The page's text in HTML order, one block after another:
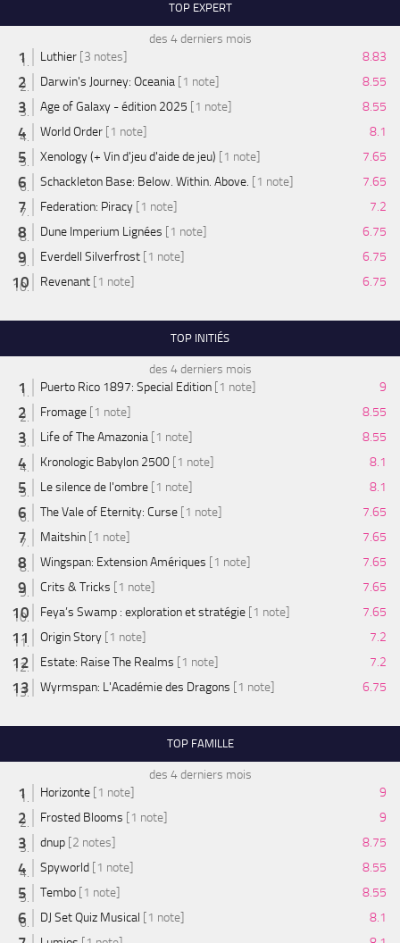
TOP EXPERT
des 4 derniers mois
Luthier [3 notes]
8.83
Darwin's Journey: Oceania [1 note]
8.55
Age of Galaxy - édition 2025 [1 note]
8.55
World Order [1 note]
8.1
Xenology (+ Vin d'jeu d'aide de jeu) [1 note]
7.65
Schackleton Base: Below. Within. Above. [1 note]
7.65
Federation: Piracy [1 note]
7.2
Dune Imperium Lignées [1 note]
6.75
Everdell Silverfrost [1 note]
6.75
Revenant [1 note] 6.75
TOP INITIÉS
des 4 derniers mois
Puerto Rico 1897: Special Edition [1 note]
9
Fromage [1 note]
8.55
Life of The Amazonia [1 note]
8.55
Kronologic Babylon 2500 [1 note]
8.1
Le silence de l'ombre [1 note]
8.1
The Vale of Eternity: Curse [1 note]
7.65
Maitshin [1 note]
7.65
Wingspan: Extension Amériques [1 note]
7.65
Crits & Tricks [1 note]
7.65
Feya’s Swamp : exploration et stratégie [1 note]
7.65
Origin Story [1 note]
7.2
Estate: Raise The Realms [1 note]
7.2
Wyrmspan: L'Académie des Dragons [1 note] 6.75
TOP FAMILLE
des 4 derniers mois
Horizonte [1 note]
9
Frosted Blooms [1 note]
9
dnup [2 notes]
8.75
Spyworld [1 note]
8.55
Tembo [1 note]
8.55
DJ Set Quiz Musical [1 note]
8.1